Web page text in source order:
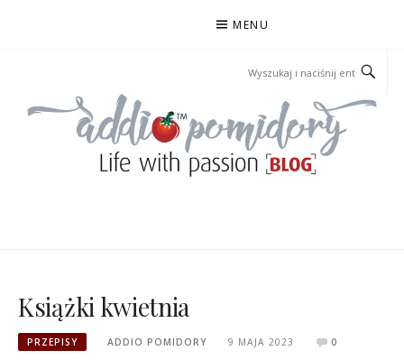
MENU
Książki kwietnia
PRZEPISY ADDIO POMIDORY 9 MAJA 2023 0